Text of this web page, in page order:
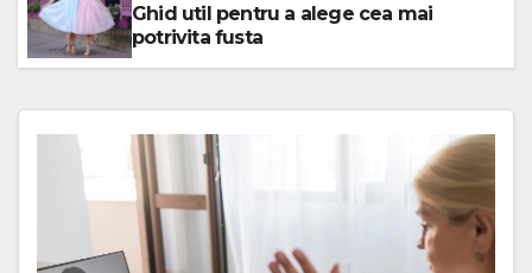
Ghid util pentru a alege cea mai
potrivita fusta